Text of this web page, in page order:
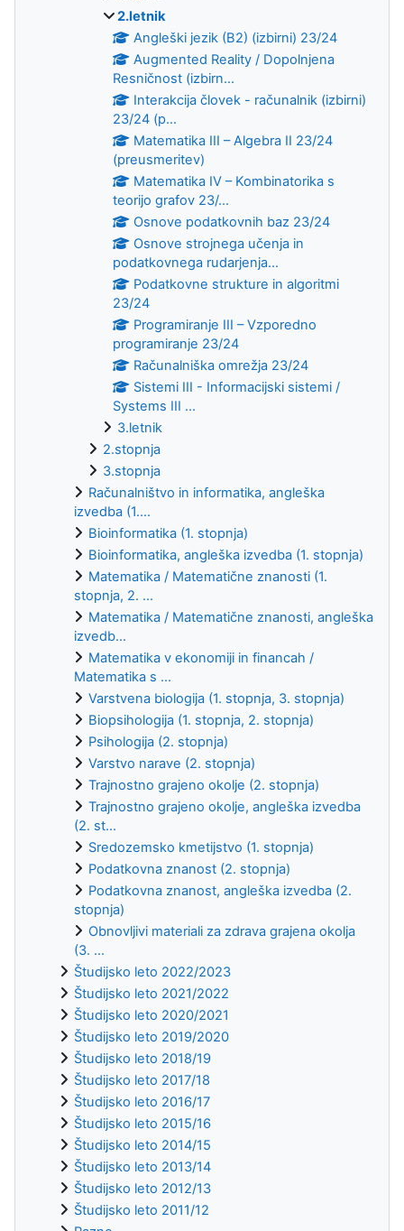
2.letnik
Angleški jezik (B2) (izbirni) 23/24
Augmented Reality / Dopolnjena
Resničnost (izbirn...
Interakcija človek - računalnik (izbirni)
23/24 (p...
Matematika III – Algebra II 23/24
(preusmeritev)
Matematika IV – Kombinatorika s
teorijo grafov 23/...
Osnove podatkovnih baz 23/24
Osnove strojnega učenja in
podatkovnega rudarjenja...
Podatkovne strukture in algoritmi
23/24
Programiranje III – Vzporedno
programiranje 23/24
Računalniška omrežja 23/24
Sistemi III - Informacijski sistemi /
Systems III ...
3.letnik
2.stopnja
3.stopnja
Računalništvo in informatika, angleška
izvedba (1....
Bioinformatika (1. stopnja)
Bioinformatika, angleška izvedba (1. stopnja)
Matematika / Matematične znanosti (1.
stopnja, 2. ...
Matematika / Matematične znanosti, angleška
izvedb...
Matematika v ekonomiji in financah /
Matematika s ...
Varstvena biologija (1. stopnja, 3. stopnja)
Biopsihologija (1. stopnja, 2. stopnja)
Psihologija (2. stopnja)
Varstvo narave (2. stopnja)
Trajnostno grajeno okolje (2. stopnja)
Trajnostno grajeno okolje, angleška izvedba
(2. st...
Sredozemsko kmetijstvo (1. stopnja)
Podatkovna znanost (2. stopnja)
Podatkovna znanost, angleška izvedba (2.
stopnja)
Obnovljivi materiali za zdrava grajena okolja
(3. ...
Študijsko leto 2022/2023
Študijsko leto 2021/2022
Študijsko leto 2020/2021
Študijsko leto 2019/2020
Študijsko leto 2018/19
Študijsko leto 2017/18
Študijsko leto 2016/17
Študijsko leto 2015/16
Študijsko leto 2014/15
Študijsko leto 2013/14
Študijsko leto 2012/13
Študijsko leto 2011/12